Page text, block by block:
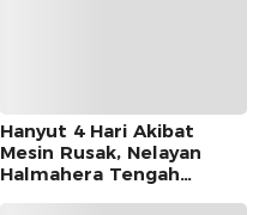
Hanyut 4 Hari Akibat
Mesin Rusak, Nelayan
Halmahera Tengah